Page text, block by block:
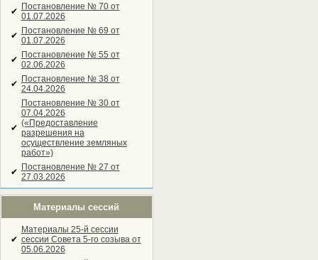
✔ Постановление № 70 от
01.07.2026
✔ Постановление № 69 от
01.07.2026
✔ Постановление № 55 от
02.06.2026
✔ Постановление № 38 от
24.04.2026
✔
Постановление № 30 от
07.04.2026
(«Предоставление
разрешения на
осуществление земляных
работ»)
✔ Постановление № 27 от
27.03.2026
Материалы сессий
✔
Материалы 25-й сессии
сессии Совета 5-го созыва от
05.06.2026